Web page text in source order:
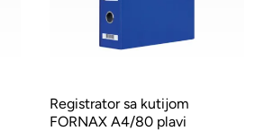
Registrator sa kutijom
FORNAX A4/80 plavi